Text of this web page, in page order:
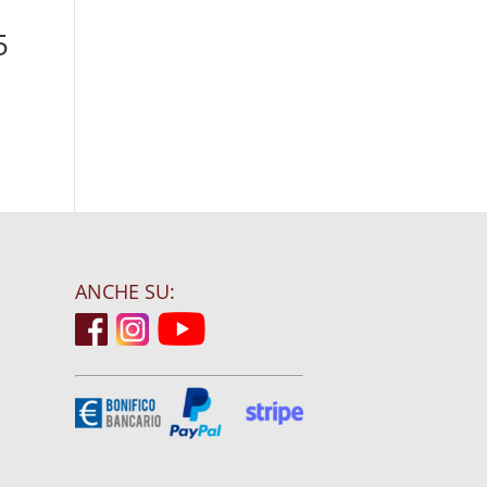
ANCHE SU: